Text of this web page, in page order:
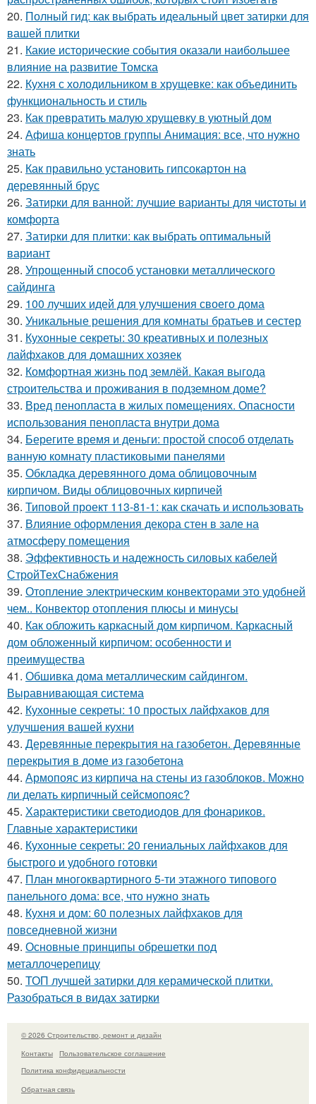
20. Полный гид: как выбрать идеальный цвет затирки для
вашей плитки
21. Какие исторические события оказали наибольшее
влияние на развитие Томска
22. Кухня с холодильником в хрущевке: как объединить
функциональность и стиль
23. Как превратить малую хрущевку в уютный дом
24. Афиша концертов группы Анимация: все, что нужно
знать
25. Как правильно установить гипсокартон на
деревянный брус
26. Затирки для ванной: лучшие варианты для чистоты и
комфорта
27. Затирки для плитки: как выбрать оптимальный
вариант
28. Упрощенный способ установки металлического
сайдинга
29. 100 лучших идей для улучшения своего дома
30. Уникальные решения для комнаты братьев и сестер
31. Кухонные секреты: 30 креативных и полезных
лайфхаков для домашних хозяек
32. Комфортная жизнь под землёй. Какая выгода
строительства и проживания в подземном доме?
33. Вред пенопласта в жилых помещениях. Опасности
использования пенопласта внутри дома
34. Берегите время и деньги: простой способ отделать
ванную комнату пластиковыми панелями
35. Обкладка деревянного дома облицовочным
кирпичом. Виды облицовочных кирпичей
36. Типовой проект 113-81-1: как скачать и использовать
37. Влияние оформления декора стен в зале на
атмосферу помещения
38. Эффективность и надежность силовых кабелей
СтройТехСнабжения
39. Отопление электрическим конвекторами это удобней
чем.. Конвектор отопления плюсы и минусы
40. Как обложить каркасный дом кирпичом. Каркасный
дом обложенный кирпичом: особенности и
преимущества
41. Обшивка дома металлическим сайдингом.
Выравнивающая система
42. Кухонные секреты: 10 простых лайфхаков для
улучшения вашей кухни
43. Деревянные перекрытия на газобетон. Деревянные
перекрытия в доме из газобетона
44. Армопояс из кирпича на стены из газоблоков. Можно
ли делать кирпичный сейсмопояс?
45. Характеристики светодиодов для фонариков.
Главные характеристики
46. Кухонные секреты: 20 гениальных лайфхаков для
быстрого и удобного готовки
47. План многоквартирного 5-ти этажного типового
панельного дома: все, что нужно знать
48. Кухня и дом: 60 полезных лайфхаков для
повседневной жизни
49. Основные принципы обрешетки под
металлочерепицу
50. ТОП лучшей затирки для керамической плитки.
Разобраться в видах затирки
© 2026 Строительство, ремонт и дизайн
Контакты
Пользовательское соглашение
Политика конфидециальности
Обратная связь